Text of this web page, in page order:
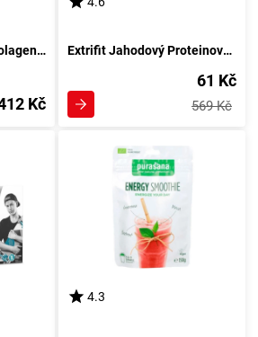
GreenFood Bovinní Kolagenní Proteinová Polévka 207 g
Kč
Extrifit Jahodový Proteinový Průlom! 90 g
61 Kč
569 Kč
4.3